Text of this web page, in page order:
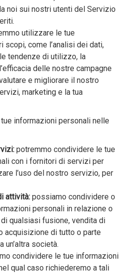
noi sui nostri utenti del Servizio
utilizzare le tue
scopi, come l’analisi dei dati,
tendenze di utilizzo, la
delle nostre campagne
e migliorare il nostro
marketing e la tua
informazioni personali nelle
potremmo condividere le tue
con i fornitori di servizi per
l’uso del nostro servizio, per
attività: possiamo condividere o
personali in relazione o
qualsiasi fusione, vendita di
acquisizione di tutto o parte
un’altra società.
condividere le tue informazioni
qual caso richiederemo a tali